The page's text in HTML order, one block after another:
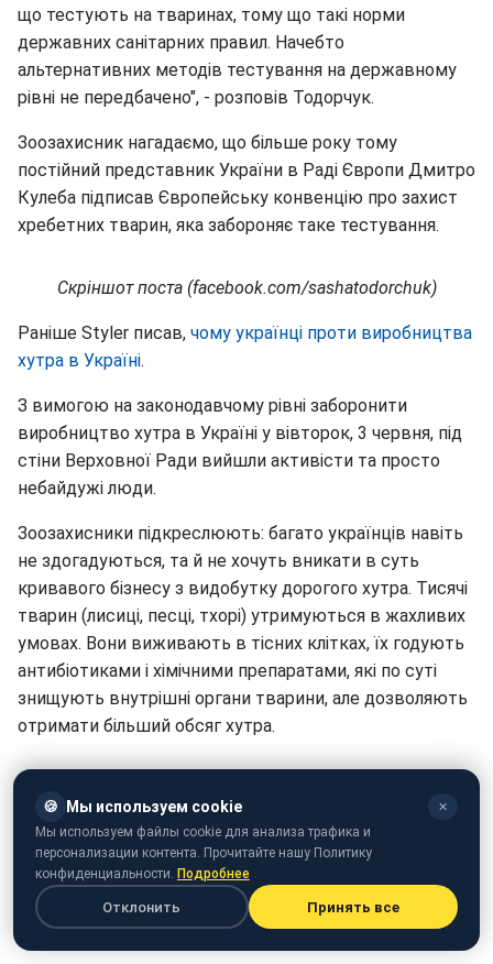
що тестують на тваринах, тому що такі норми
державних санітарних правил. Начебто
альтернативних методів тестування на державному
рівні не передбачено", - розповів Тодорчук.
Зоозахисник нагадаємо, що більше року тому
постійний представник України в Раді Європи Дмитро
Кулеба підписав Європейську конвенцію про захист
хребетних тварин, яка забороняє таке тестування.
Скріншот поста (facebook.com/sashatodorchuk)
Раніше Styler писав, чому українці проти виробництва
хутра в Україні.
З вимогою на законодавчому рівні заборонити
виробництво хутра в Україні у вівторок, 3 червня, під
стіни Верховної Ради вийшли активісти та просто
небайдужі люди.
Зоозахисники підкреслюють: багато українців навіть
не здогадуються, та й не хочуть вникати в суть
кривавого бізнесу з видобутку дорогого хутра. Тисячі
тварин (лисиці, песці, тхорі) утримуються в жахливих
умовах. Вони виживають в тісних клітках, їх годують
антибіотиками і хімічними препаратами, які по суті
знищують внутрішні органи тварини, але дозволяють
отримати більший обсяг хутра.
🍪 Мы используем cookie ✕
Мы используем файлы cookie для анализа трафика и
персонализации контента. Прочитайте нашу Политику
конфиденциальности. Подробнее
Отклонить Принять все